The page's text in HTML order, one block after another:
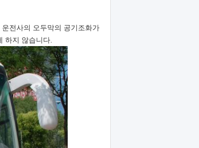
전사의 오두막의 공기조화가
하지 않습니다.